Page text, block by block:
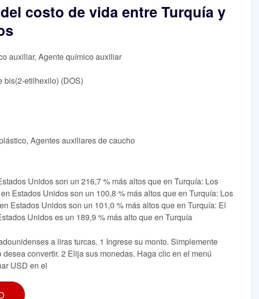
costo de vida entre Turquía y
auxiliar, Agente químico auxiliar
bis(2-etilhexilo) (DOS)
Agentes auxiliares de caucho
Unidos son un 216,7 % más altos que en Turquía: Los
Estados Unidos son un 100,8 % más altos que en Turquía: Los
Estados Unidos son un 101,0 % más altos que en Turquía: El
Unidos es un 189,9 % más alto que en Turquía
a liras turcas. 1 Ingrese su monto. Simplemente
convertir. 2 Elija sus monedas. Haga clic en el menú
USD en el